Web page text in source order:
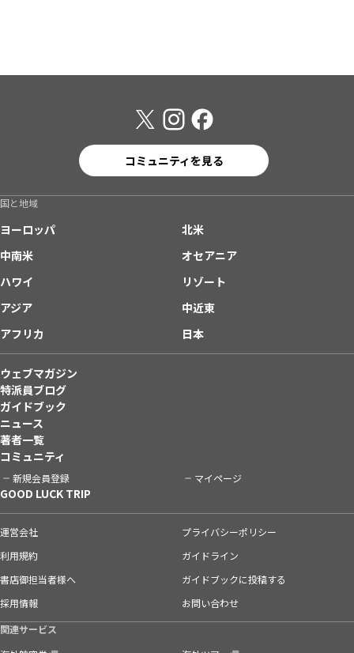
コミュニティを見る
国と地域
ヨーロッパ
北米
中南米
オセアニア
ハワイ
リゾート
アジア
中近東
アフリカ
日本
ウェブマガジン
特派員ブログ
ガイドブック
ニュース
著者一覧
コミュニティ
新規会員登録 マイページ
GOOD LUCK TRIP
運営会社
プライバシーポリシー
利用規約
ガイドライン
書店御担当者様へ
ガイドブックに投稿する
採用情報
お問い合わせ
関連サービス